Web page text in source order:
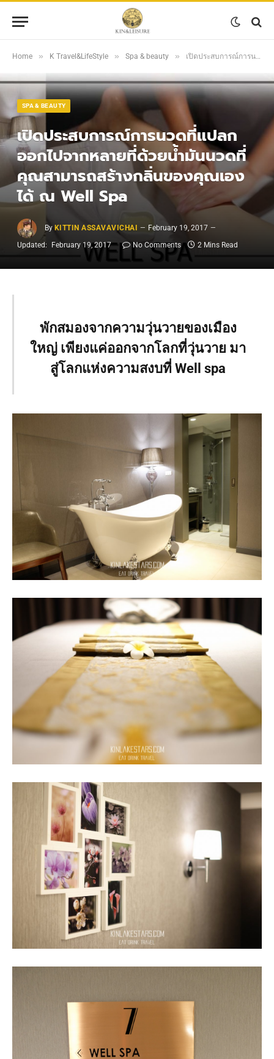
Home » K Travel&LifeStyle » Spa & beauty » เปิดประสบการณ์การนวดที่แปลกออกไปจากหลายที่ด้วยน้ำมันนวดที่คุณสามารถสร้างกลิ่นของคุณเองได้ ณ Well Spa
SPA & BEAUTY
เปิดประสบการณ์การนวดที่แปลก
ออกไปจากหลายที่ด้วยน้ำมันนวดที่
คุณสามารถสร้างกลิ่นของคุณเอง
ได้ ณ Well Spa
By KITTIN ASSAVAVICHAI
February 19, 2017
Updated:
February 19, 2017 No Comments 2 Mins Read
พักสมองจากความวุ่นวายของเมือง
ใหญ่ เพียงแค่ออกจากโลกที่วุ่นวาย มา
สู่โลกแห่งความสงบที่ Well spa